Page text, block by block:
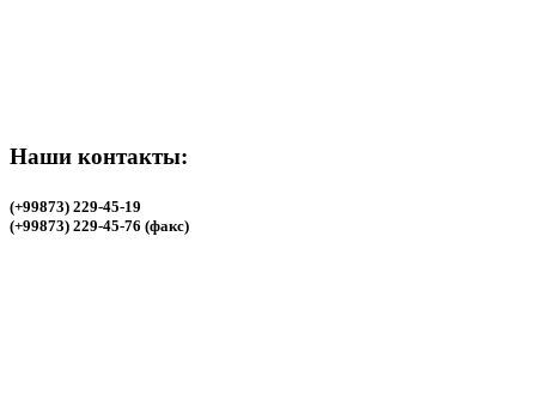
Наши контакты:
(+99873) 229-45-19
(+99873) 229-45-76 (факс)